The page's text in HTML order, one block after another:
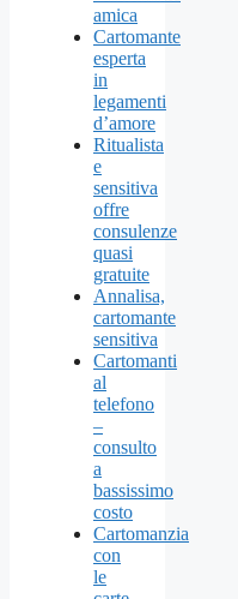
amica
Cartomante
esperta
in
legamenti
d’amore
Ritualista
e
sensitiva
offre
consulenze
quasi
gratuite
Annalisa,
cartomante
sensitiva
Cartomanti
al
telefono
–
consulto
a
bassissimo
costo
Cartomanzia
con
le